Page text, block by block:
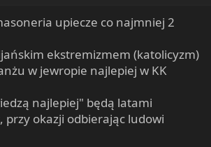
upiecze co najmniej 2
ekstremizmem (katolicyzm)
w jewropie najlepiej w KK
najlepiej" będą latami
przy okazji odbierając ludowi